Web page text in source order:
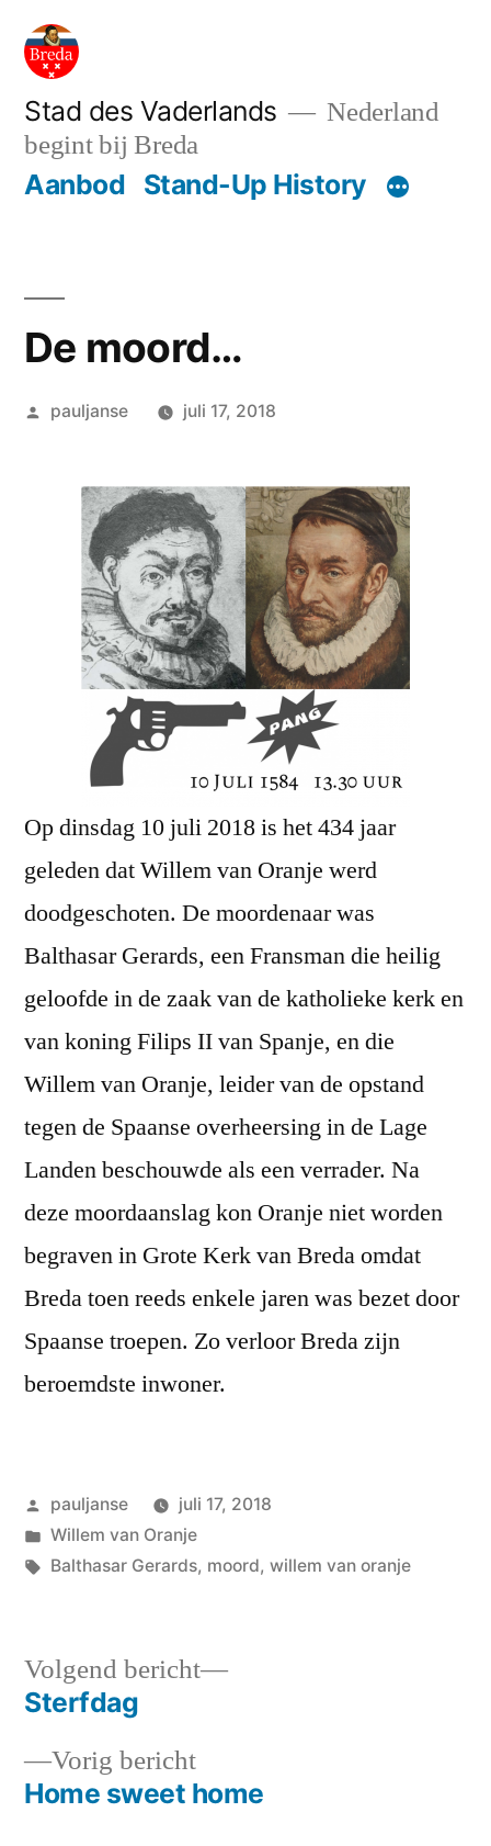
naar
inhoud
Stad des Vaderlands
Nederland
begint bij Breda
Aanbod Stand-Up History
De moord…
Geplaatst
pauljanse juli 17, 2018
Op dinsdag 10 juli 2018 is het 434 jaar
geleden dat Willem van Oranje werd
doodgeschoten. De moordenaar was
Balthasar Gerards, een Fransman die heilig
geloofde in de zaak van de katholieke kerk en
van koning Filips II van Spanje, en die
Willem van Oranje, leider van de opstand
tegen de Spaanse overheersing in de Lage
Landen beschouwde als een verrader. Na
deze moordaanslag kon Oranje niet worden
begraven in Grote Kerk van Breda omdat
Breda toen reeds enkele jaren was bezet door
Spaanse troepen. Zo verloor Breda zijn
beroemdste inwoner.
Geplaatst
door
pauljanse
juli 17, 2018
Geplaatst
in
Willem van Oranje
Tags:
Balthasar Gerards, moord, willem van oranje
Bericht
navigatie
Vorig berichtVorig
bericht:
Home sweet home
Volgend bericht
Volgend
Sterfdag